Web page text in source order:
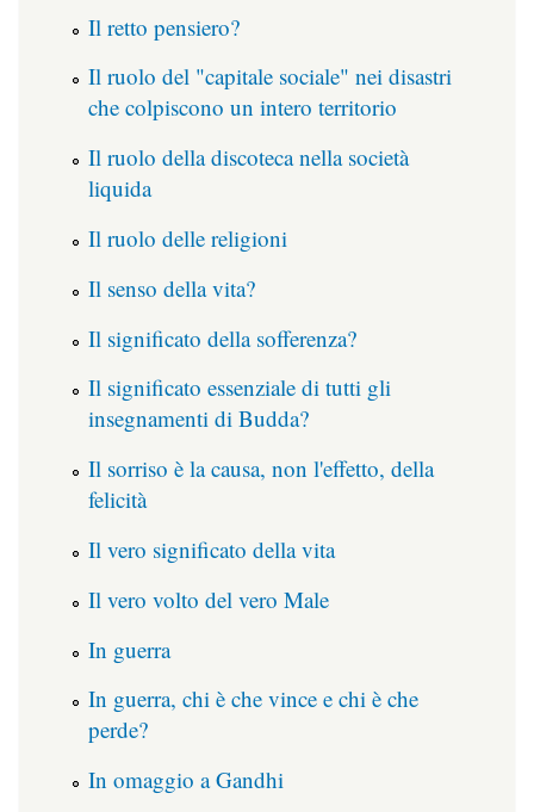
Il retto pensiero?
Il ruolo del "capitale sociale" nei disastri
che colpiscono un intero territorio
Il ruolo della discoteca nella società
liquida
Il ruolo delle religioni
Il senso della vita?
Il significato della sofferenza?
Il significato essenziale di tutti gli
insegnamenti di Budda?
Il sorriso è la causa, non l'effetto, della
felicità
Il vero significato della vita
Il vero volto del vero Male
In guerra
In guerra, chi è che vince e chi è che
perde?
In omaggio a Gandhi